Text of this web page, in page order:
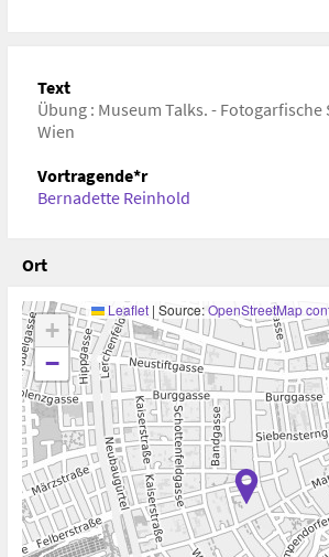
museum-talks/
Text
Übung : Museum Talks. -
Wien
Vortragende*r
Bernadette Reinhold
Ort
+
−
Leaflet | Source:OpenStreetMap